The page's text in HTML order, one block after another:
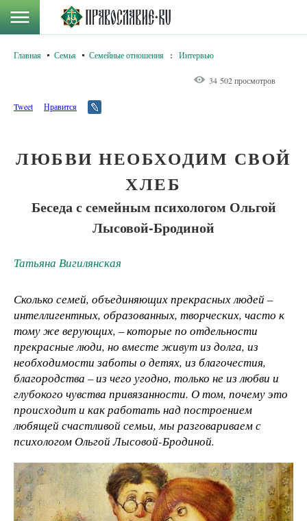
Главная Семья Семейные отношения : Интервью
34 502 просмотров
Tweet Нравится
ЛЮБВИ НЕОБХОДИМ СВОЙ
ХЛЕБ
Беседа с семейным психологом Ольгой
Лысовой-Бродиной
Татьяна Вигилянская
Сколько семей, объединяющих прекрасных людей –
интеллигентных, образованных, творческих, часто к
тому же верующих, – которые по отдельности
прекрасные люди, но вместе живут из долга, из
необходимости заботы о детях, из благочестия,
благородства – из чего угодно, только не из любви и
глубокого чувства привязанности. О том, почему это
происходит и как работать над построением
любящей счастливой семьи, мы разговариваем с
психологом Ольгой Лысовой-Бродиной.